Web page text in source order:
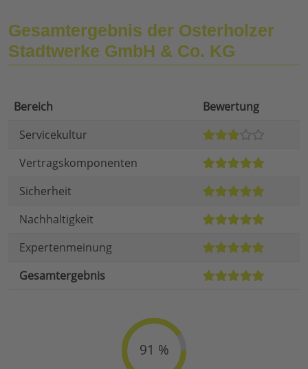
Gesamtergebnis der Osterholzer
Stadtwerke GmbH & Co. KG
Bereich
Bewertung
Servicekultur
Vertragskomponenten
Sicherheit
Nachhaltigkeit
Expertenmeinung
Gesamtergebnis
91 %